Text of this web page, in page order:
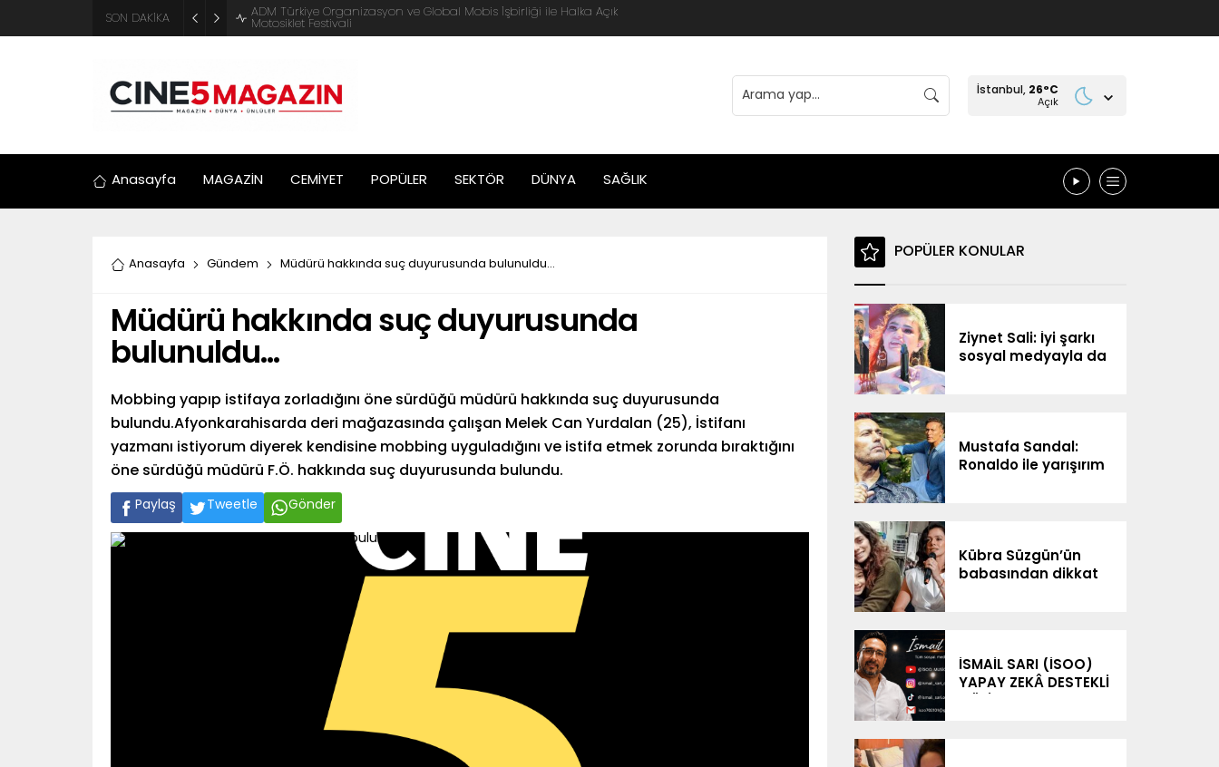
SON DAKİKA
ADM Türkiye Organizasyon ve Global Mobis İşbirliği ile Halka Açık
Motosiklet Festivali
İstanbul, 26°C
Açık
Anasayfa MAGAZİN CEMİYET POPÜLER SEKTÖR DÜNYA SAĞLIK
Anasayfa Gündem Müdürü hakkında suç duyurusunda bulunuldu…
Müdürü hakkında suç duyurusunda
bulunuldu…
Mobbing yapıp istifaya zorladığını öne sürdüğü müdürü hakkında suç duyurusunda
bulundu.Afyonkarahisarda deri mağazasında çalışan Melek Can Yurdalan (25), İstifanı
yazmanı istiyorum diyerek kendisine mobbing uyguladığını ve istifa etmek zorunda bıraktığını
öne sürdüğü müdürü F.Ö. hakkında suç duyurusunda bulundu.
Paylaş Tweetle Gönder
POPÜLER KONULAR
Ziynet Sali: İyi şarkı
sosyal medyayla da
Mustafa Sandal:
Ronaldo ile yarışırım
Kübra Süzgün’ün
babasından dikkat
İSMAİL SARI (İSOO)
YAPAY ZEKÂ DESTEKLİ